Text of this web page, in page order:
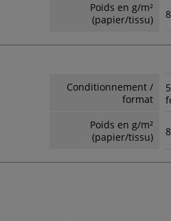
Poids en g/m²
(papier/tissu)
Conditionnement /
format
Poids en g/m²
(papier/tissu)